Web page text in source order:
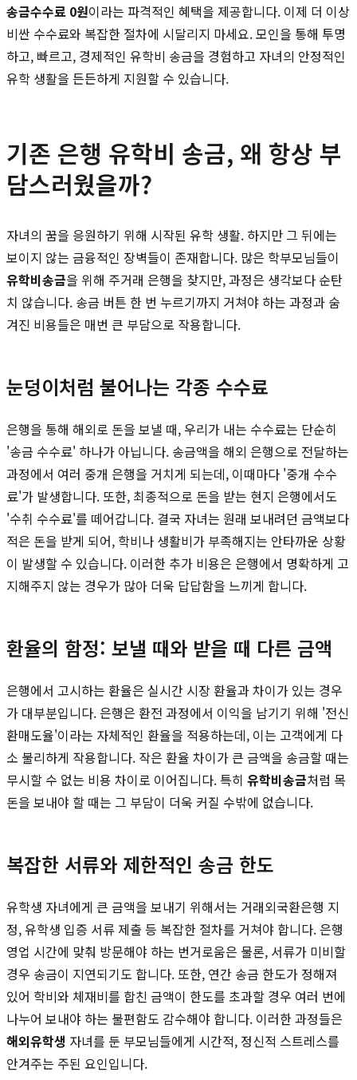
송금수수료 0원이라는 파격적인 혜택을 제공합니다. 이제 더 이상
비싼 수수료와 복잡한 절차에 시달리지 마세요. 모인을 통해 투명
하고, 빠르고, 경제적인 유학비 송금을 경험하고 자녀의 안정적인
유학 생활을 든든하게 지원할 수 있습니다.
기존 은행 유학비 송금, 왜 항상 부
담스러웠을까?
자녀의 꿈을 응원하기 위해 시작된 유학 생활. 하지만 그 뒤에는
보이지 않는 금융적인 장벽들이 존재합니다. 많은 학부모님들이
유학비송금을 위해 주거래 은행을 찾지만, 과정은 생각보다 순탄
치 않습니다. 송금 버튼 한 번 누르기까지 거쳐야 하는 과정과 숨
겨진 비용들은 매번 큰 부담으로 작용합니다.
눈덩이처럼 불어나는 각종 수수료
은행을 통해 해외로 돈을 보낼 때, 우리가 내는 수수료는 단순히
'송금 수수료' 하나가 아닙니다. 송금액을 해외 은행으로 전달하는
과정에서 여러 중개 은행을 거치게 되는데, 이때마다 '중개 수수
료'가 발생합니다. 또한, 최종적으로 돈을 받는 현지 은행에서도
'수취 수수료'를 떼어갑니다. 결국 자녀는 원래 보내려던 금액보다
적은 돈을 받게 되어, 학비나 생활비가 부족해지는 안타까운 상황
이 발생할 수 있습니다. 이러한 추가 비용은 은행에서 명확하게 고
지해주지 않는 경우가 많아 더욱 답답함을 느끼게 합니다.
환율의 함정: 보낼 때와 받을 때 다른 금액
은행에서 고시하는 환율은 실시간 시장 환율과 차이가 있는 경우
가 대부분입니다. 은행은 환전 과정에서 이익을 남기기 위해 '전신
환매도율'이라는 자체적인 환율을 적용하는데, 이는 고객에게 다
소 불리하게 작용합니다. 작은 환율 차이가 큰 금액을 송금할 때는
무시할 수 없는 비용 차이로 이어집니다. 특히 유학비송금처럼 목
돈을 보내야 할 때는 그 부담이 더욱 커질 수밖에 없습니다.
복잡한 서류와 제한적인 송금 한도
유학생 자녀에게 큰 금액을 보내기 위해서는 거래외국환은행 지
정, 유학생 입증 서류 제출 등 복잡한 절차를 거쳐야 합니다. 은행
영업 시간에 맞춰 방문해야 하는 번거로움은 물론, 서류가 미비할
경우 송금이 지연되기도 합니다. 또한, 연간 송금 한도가 정해져
있어 학비와 체재비를 합친 금액이 한도를 초과할 경우 여러 번에
나누어 보내야 하는 불편함도 감수해야 합니다. 이러한 과정들은
해외유학생 자녀를 둔 부모님들에게 시간적, 정신적 스트레스를
안겨주는 주된 요인입니다.